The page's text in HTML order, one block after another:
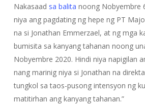
Nakasaad sa balita noong Nobyembre
niya ang pagdating ng hepe ng PT
na si Jonathan Emmerzael, at ng mga
bumisita sa kanyang tahanan noong
Nobyembre 2020. Hindi niya napigilan
nang marinig niya si Jonathan na
tungkol sa taos-pusong intensyon ng
matitirhan ang kanyang tahanan.”